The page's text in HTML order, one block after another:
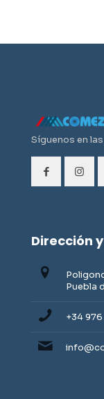
Síguenos en
Dirección
Puebla
+34